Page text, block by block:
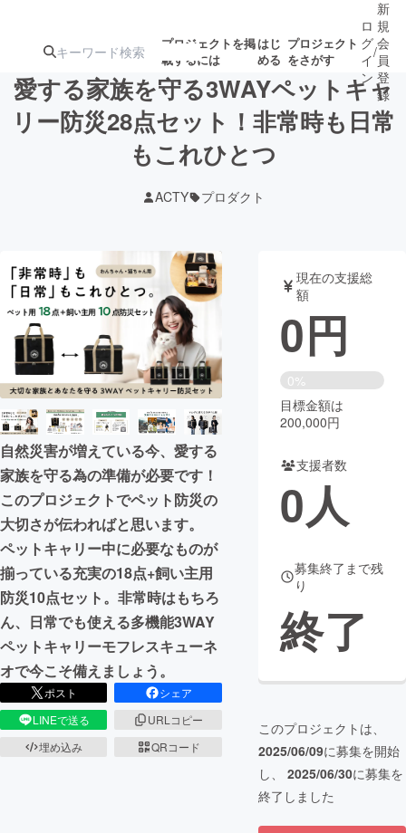
プロジェクトを掲
載するには
はじ
める
プロジェクト
をさがす
注目の新着プロ募集終了が近いプ
テクノロジー・ガジェット
映像・映画 書籍・雑誌
ビジネス・起業 チャレンジ
まちづくり・地域活性化
CAMPFIRE for Social Good
CAMPFIRE Creation
CAMPFIREふるさと納税
コミュニティ
ロ
グ
イ
ン
/
新
規
会
員
登
録
愛する家族を守る3WAYペットキャ
リー防災28点セット！非常時も日常
もこれひとつ
ACTY プロダクト
自然災害が増えている今、愛する
家族を守る為の準備が必要です！
このプロジェクトでペット防災の
大切さが伝わればと思います。
ペットキャリー中に必要なものが
揃っている充実の18点+飼い主用
防災10点セット。非常時はもちろ
ん、日常でも使える多機能3WAY
ペットキャリーモフレスキューネ
オで今こそ備えましょう。
ポスト
シェア
LINEで送る
URLコピー
埋め込み
QRコード
現在の支援総
額
0円
0%
目標金額は
200,000円
支援者数
0人
募集終了まで残
り
終了
このプロジェクトは、
2025/06/09に募集を開始
し、 2025/06/30に募集を
終了しました